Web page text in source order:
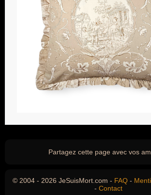
Partagez cette page avec vos
© 2004 - 2026 JeSuisMort.com - FAQ -
- Contact